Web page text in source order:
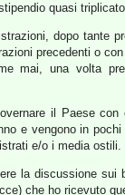
quasi
dopo tante
precedenti o
mai, una volta
il Paese
e vengono in
e/o i media ostili.
la discussione
che ho ricevuto